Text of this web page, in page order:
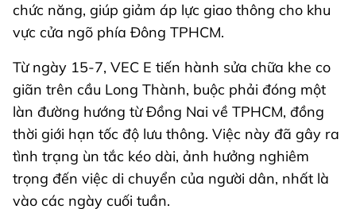
chức năng, giúp giảm áp lực giao thông cho khu
vực cửa ngõ phía Đông TPHCM.
Từ ngày 15-7, VEC E tiến hành sửa chữa khe co
giãn trên cầu Long Thành, buộc phải đóng một
làn đường hướng từ Đồng Nai về TPHCM, đồng
thời giới hạn tốc độ lưu thông. Việc này đã gây ra
tình trạng ùn tắc kéo dài, ảnh hưởng nghiêm
trọng đến việc di chuyển của người dân, nhất là
vào các ngày cuối tuần.